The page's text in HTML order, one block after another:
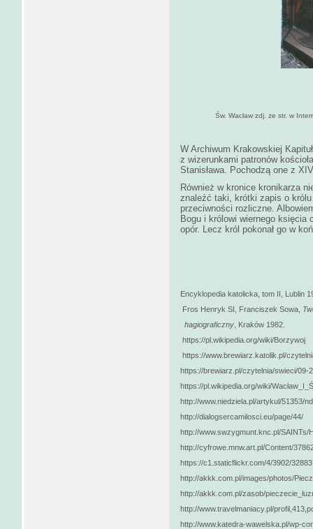
Św. Wacław zdj. ze str. w
W Archiwum Krakowskiej
z wizerunkami patronów
Stanisława. Pochodzą one z
Również w kronice kronikarza
znaleźć taki, krótki zapis o królu
przeciwności rozliczne.
Bogu i królowi wiernego księcia
opór. Lecz król pokonał go w
Encyklopedia katolicka, tom II, Lublin
Fros Henryk SI, Franciszek Sowa,
hagiograficzny Kraków 1982.
https://pl.wikipedia.org/wiki/Borzywoj
https://www.brewiarz.katolik.pl/
https://brewiarz.pl/czytelnia/swieci/09-
https://pl.wikipedia.org/wiki/
http://www.niedziela.pl/artykul/51353/
http://dialogsercamilosci.eu/page/44/
http://www.swzygmunt.knc.pl/
http://cyfrowe.mnw.art.pl/Content/
https://c1.staticflickr.com/4/3902/
http://akkk.com.pl/images/photos/
http://akkk.com.pl/zasob/
http://www.travelmaniacy.pl/
http://www.katedra-wawelska.pl/wp-